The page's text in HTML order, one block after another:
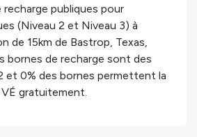
recharge publiques pour
(Niveau 2 et Niveau 3) à
de 15km de Bastrop, Texas,
bornes de recharge sont des
et 0% des bornes permettent la
gratuitement.